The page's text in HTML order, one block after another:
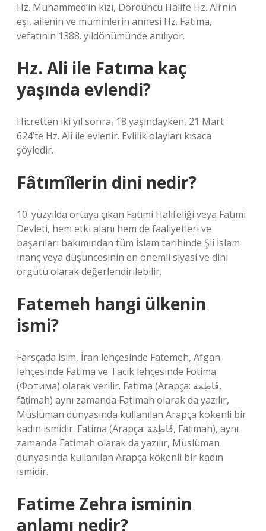
Hz. Muhammed’in kızı, Dördüncü Halife Hz. Ali’nin
eşi, ailenin ve müminlerin annesi Hz. Fatıma,
vefatının 1388. yıldönümünde anılıyor.
Hz. Ali ile Fatıma kaç
yaşında evlendi?
Hicretten iki yıl sonra, 18 yaşındayken, 21 Mart
624’te Hz. Ali ile evlenir. Evlilik olayları kısaca
şöyledir.
Fâtımîlerin dini nedir?
10. yüzyılda ortaya çıkan Fatımi Halifeliği veya Fatımi
Devleti, hem etki alanı hem de faaliyetleri ve
başarıları bakımından tüm İslam tarihinde Şii İslam
inanç veya düşüncesinin en önemli siyasi ve dini
örgütü olarak değerlendirilebilir.
Fatemeh hangi ülkenin
ismi?
Farsçada isim, İran lehçesinde Fatemeh, Afgan
lehçesinde Fatima ve Tacik lehçesinde Fotima
(Фотима) olarak verilir. Fatima (Arapça: فَاطِمَة‎,
fāṭimah) aynı zamanda Fatimah olarak da yazılır,
Müslüman dünyasında kullanılan Arapça kökenli bir
kadın ismidir. Fatima (Arapça: فَاطِمَة‎, Fāṭimah), aynı
zamanda Fatimah olarak da yazılır, Müslüman
dünyasında kullanılan Arapça kökenli bir kadın
ismidir.
Fatime Zehra isminin
anlamı nedir?